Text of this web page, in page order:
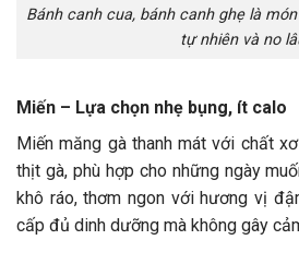
Bánh canh cua, bánh canh ghẹ là
tự nhiên và no
Miến – Lựa chọn nhẹ bụng, ít calo
Miến măng gà thanh mát với chất
thịt gà, phù hợp cho những ngày
khô ráo, thơm ngon với hương vị
cấp đủ dinh dưỡng mà không gây